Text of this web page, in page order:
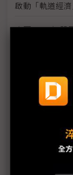
啟動「軌道經濟
中國H200訂單
入NVIDIA
川普10萬美元
魏哲家自嘲含
如何綁住晶圓
從DeepSeek